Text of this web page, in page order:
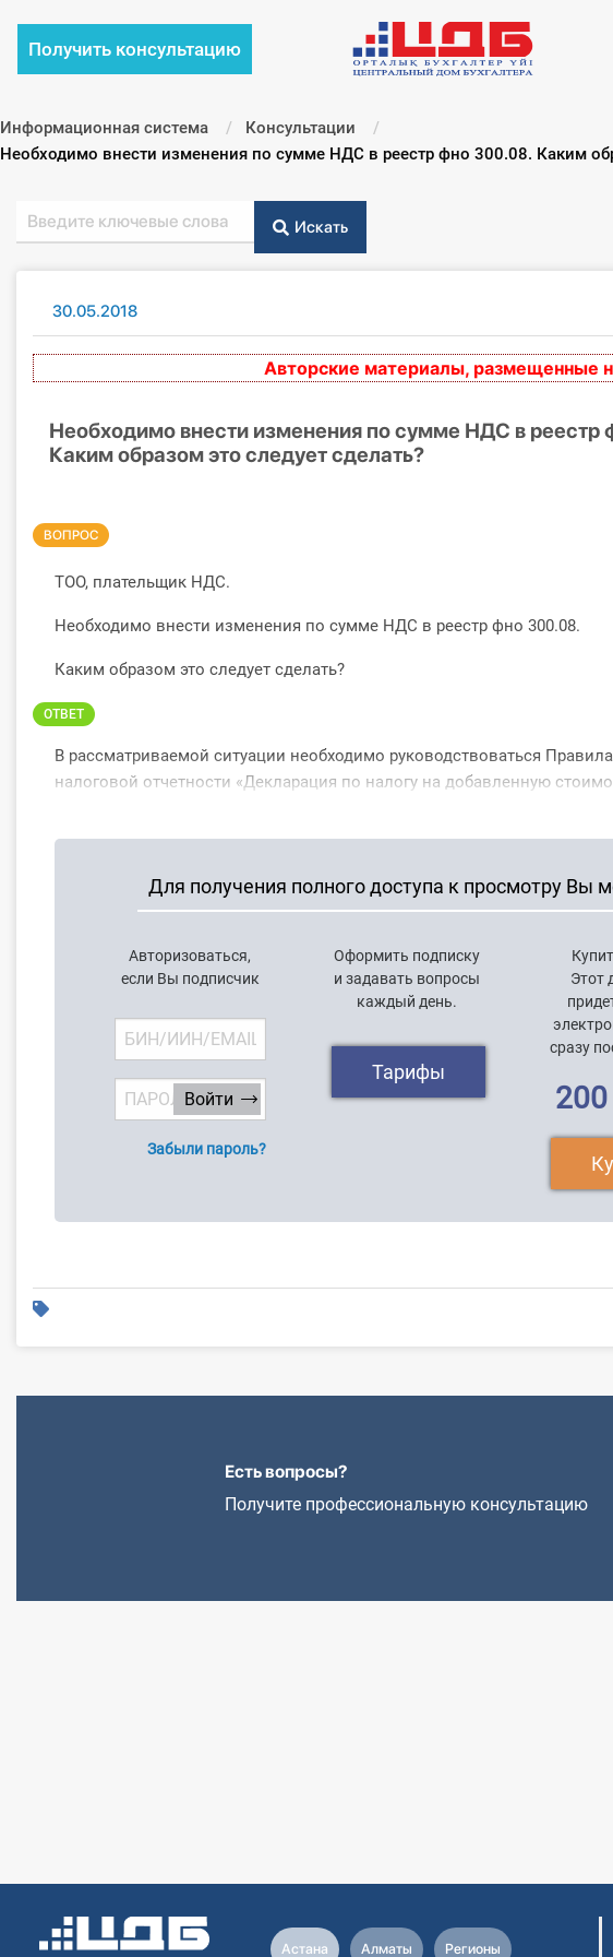
Получить консультацию
Информационная система
Консультации
Текущий:
Необходимо внести изменения по сумме НДС в реестр фно 300.08. Каким
Искать
30.05.2018
Авторские материалы, размещенные на
Необходимо внести изменения по сумме НДС в реестр
Каким образом это следует сделать?
ВОПРОС
ТОО, плательщик НДС.
Необходимо внести изменения по сумме НДС в реестр фно 300.08.
Каким образом это следует сделать?
ОТВЕТ
В рассматриваемой ситуации необходимо руководствоваться
налоговой отчетности «Декларация по налогу на добавленную
Для получения полного доступа к просмотру Вы
Авторизоваться,
если Вы подписчик
Забыли пароль?
Оформить подписку
и задавать вопросы
каждый день.
Тарифы
Этот
сразу
200
Есть вопросы?
Получите профессиональную консультацию
Астана Алматы Регионы